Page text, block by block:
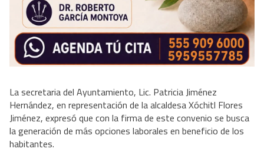
La secretaria del Ayuntamiento, Lic. Patricia Jiménez
Hernández, en representación de la alcaldesa Xóchitl Flores
Jiménez, expresó que con la firma de este convenio se busca
la generación de más opciones laborales en beneficio de los
habitantes.